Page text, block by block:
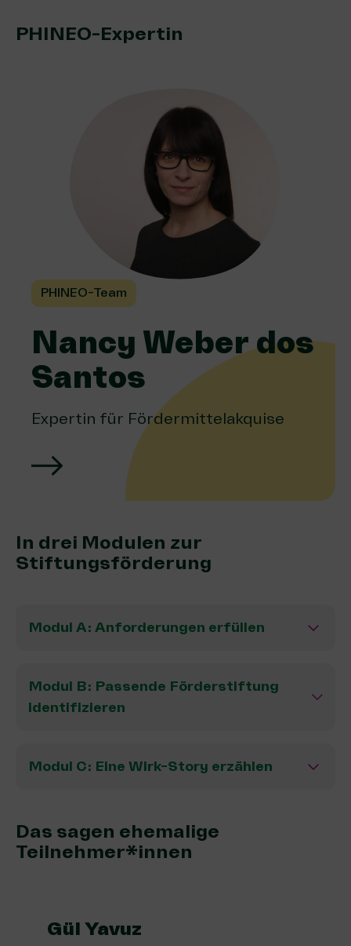
PHINEO-Expertin
PHINEO-Team
Nancy Weber dos
Santos
Expertin für Fördermittelakquise
In drei Modulen zur
Stiftungsförderung
Modul A: Anforderungen erfüllen
Modul B: Passende Förderstiftung
identifizieren
Modul C: Eine Wirk-Story erzählen
Das sagen ehemalige
Teilnehmer*innen
Gül Yavuz